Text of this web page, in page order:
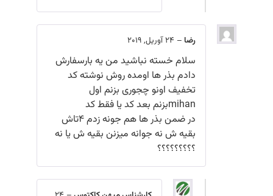
24 آوریل, 2019
سلام خسته نباشید من یه بار‌سفارش
دادم بذر ها اومده روش نوشته کد
تخفیف اونو چجوری بزنم اول
mihanبزنم بعد کد یا فقط کد
در ضمن بذر ها هم جونه زدم ۴تاش
بقیه ش نه جوانه میزنن بقیه ش یا نه
؟؟؟؟؟؟؟؟؟